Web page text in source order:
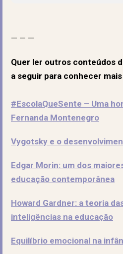
— — —
Quer ler outros conteúdos
a seguir para conhecer
#EscolaQueSente – Uma
Fernanda Montenegro
Vygotsky e o
Edgar Morin: um dos
educação contemporânea
Howard Gardner: a teoria
inteligências na educação
Equilíbrio emocional na